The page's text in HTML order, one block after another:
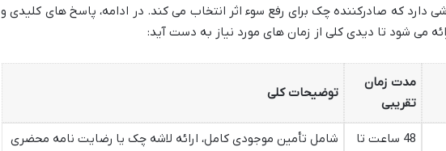
دارد که صادرکننده چک برای رفع سوء اثر انتخاب می کند. در ادامه، پاسخ های کلیدی و
می شود تا دیدی کلی از زمان های مورد نیاز به دست آید:
مدت زمان
تقریبی
توضیحات کلی
48 ساعت تا
شامل تأمین موجودی کامل، ارائه لاشه چک یا رضایت نامه محضری